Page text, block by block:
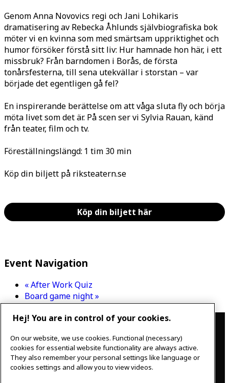
Genom Anna Novovics regi och Jani Lohikaris
dramatisering av Rebecka Åhlunds självbiografiska bok
möter vi en kvinna som med smärtsam uppriktighet och
humor försöker förstå sitt liv: Hur hamnade hon här, i ett
missbruk? Från barndomen i Borås, de första
tonårsfesterna, till sena utekvällar i storstan – var
började det egentligen gå fel?
En inspirerande berättelse om att våga sluta fly och börja
möta livet som det är. På scen ser vi Sylvia Rauan, känd
från teater, film och tv.
Föreställningslängd: 1 tim 30 min
Köp din biljett på riksteatern.se
Köp din biljett här
Event Navigation
«After Work Quiz
Board game night»
Contact
IKEAgatan 8
343 36 Älmhult, Sweden
0476 44 07 60
meeting.experience@inter.ikea.com
Hej! You are in control of your cookies.
On our website, we use cookies. Functional (necessary)
cookies for essential website functionality are always active.
They also remember your personal settings like language or
cookies settings and allow you to view videos.